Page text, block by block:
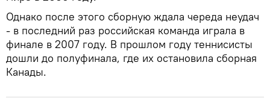
Однако после этого сборную ждала череда неудач
- в последний раз российская команда играла в
финале в 2007 году. В прошлом году теннисисты
дошли до полуфинала, где их остановила сборная
Канады.